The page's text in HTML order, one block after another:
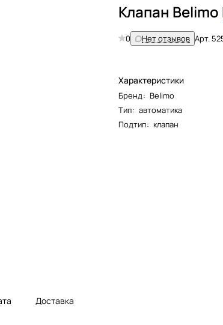
Клапан Belimo
0 Нет отзывов Арт.
Характеристики
Бренд: Belimo
Тип: автоматика
Подтип: клапан
Доставка